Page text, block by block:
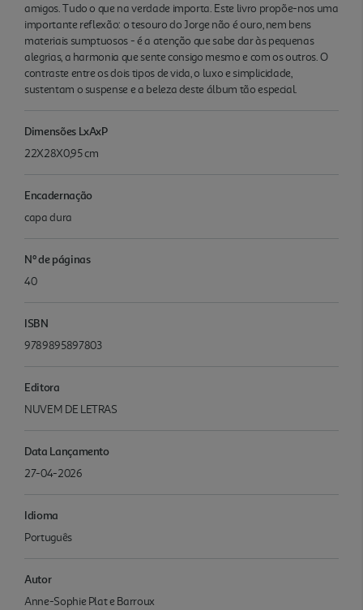
amigos. Tudo o que na verdade importa. Este livro propõe-nos uma
importante reflexão: o tesouro do Jorge não é ouro, nem bens
materiais sumptuosos - é a atenção que sabe dar às pequenas
alegrias, a harmonia que sente consigo mesmo e com os outros. O
contraste entre os dois tipos de vida, o luxo e simplicidade,
sustentam o suspense e a beleza deste álbum tão especial.
Dimensões LxAxP
22X28X0,95 cm
Encadernação
capa dura
Nº de páginas
40
ISBN
9789895897803
Editora
NUVEM DE LETRAS
Data Lançamento
27-04-2026
Idioma
Português
Autor
Anne-Sophie Plat e Barroux